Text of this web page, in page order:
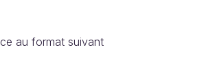
au format suivant